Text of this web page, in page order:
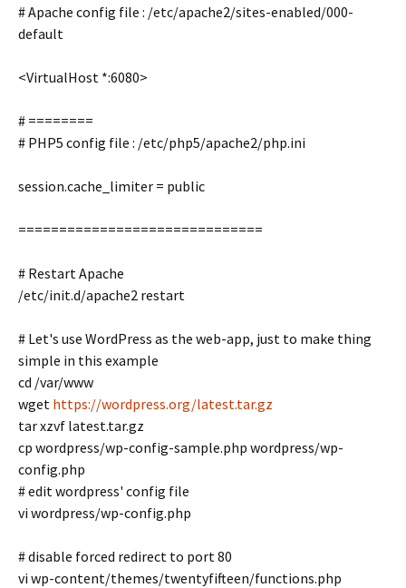
# Apache config file : /etc/apache2/sites-enabled/000-
default
<VirtualHost *:6080>
# ========
# PHP5 config file : /etc/php5/apache2/php.ini
session.cache_limiter = public
==============================
# Restart Apache
/etc/init.d/apache2 restart
# Let's use WordPress as the web-app, just to make thing
simple in this example
cd /var/www
wget https://wordpress.org/latest.tar.gz
tar xzvf latest.tar.gz
cp wordpress/wp-config-sample.php wordpress/wp-
config.php
# edit wordpress' config file
vi wordpress/wp-config.php
# disable forced redirect to port 80
vi wp-content/themes/twentyfifteen/functions.php